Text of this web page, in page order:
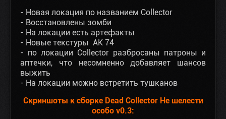
- Новая локация по названием Collector
- Восстановлены зомби
- На локации есть артефакты
- Новые текстуры АК 74
- по локации Collector разбросаны патроны и
аптечки, что несомненно добавляет шансов
выжить
- На локации можно встретить тушканов
Скриншоты к сборке Dead Collector Не шелести
особо v0.3: